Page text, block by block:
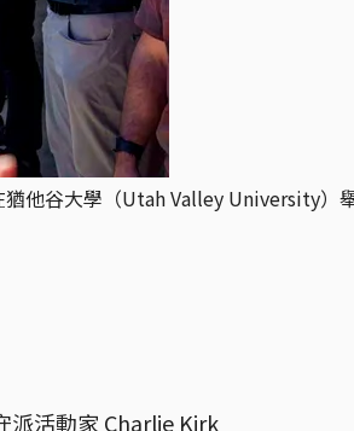
他谷大學（Utah Valley University）
派活動家 Charlie Kirk